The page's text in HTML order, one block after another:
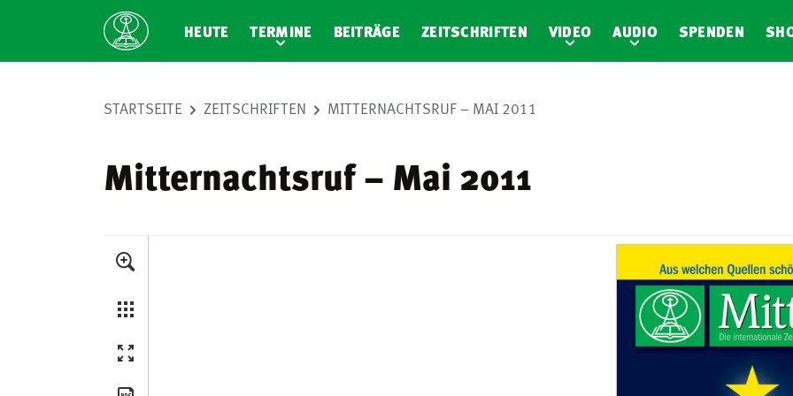
HEUTE TERMINE BEITRÄGE ZEITSCHRIFTEN VIDEO AUDIO SPENDEN
STARTSEITE ZEITSCHRIFTEN MITTERNACHTSRUF – MAI 2011
Mitternachtsruf – Mai 2011